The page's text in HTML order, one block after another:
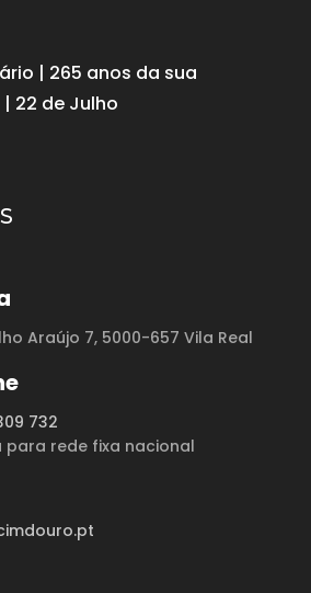
| 265 anos da sua
22 de Julho
Araújo 7, 5000-657 Vila Real
732
para rede fixa nacional